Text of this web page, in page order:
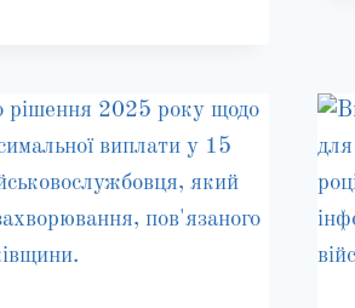
УКРАЇНІ
2024:
ПОВНИЙ
ОГЛЯД
РОЗРАХУНКУ